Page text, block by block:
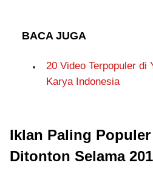
BACA JUGA
20 Video Terpopuler di
Karya Indonesia
Iklan Paling
Ditonton Selama